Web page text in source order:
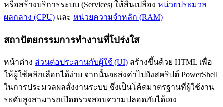
หรือสร้างบริการระบบ (Services) ให้สิ้นเปลือง หน่วยประมวล
ผลกลาง (CPU) และ หน่วยความจำหลัก (RAM)
สถาปัตยกรรมการทำงานที่โปร่งใส
หน้าต่าง ส่วนต่อประสานกับผู้ใช้ (UI) สร้างขึ้นด้วย HTML เพื่อ
ให้ผู้ใช้คลิกเลือกได้ง่าย จากนั้นจะส่งค่าไปยังสคริปต์ PowerShell
ในการประมวลผลสั่งงานระบบ ซึ่งเป็นโค้ดมาตรฐานที่ผู้ใช้งาน
ระดับสูงสามารถเปิดตรวจสอบความปลอดภัยได้เอง